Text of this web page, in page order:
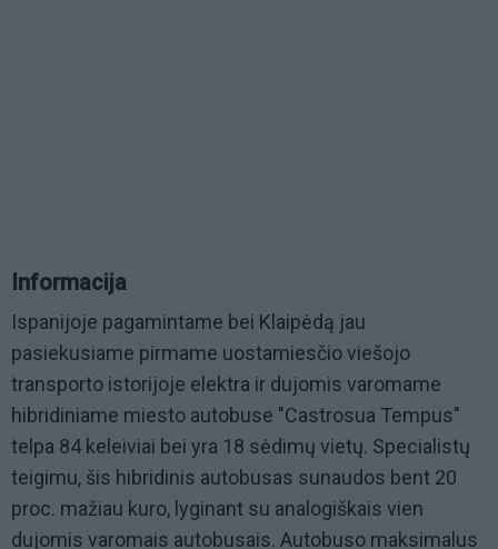
Informacija
Ispanijoje pagamintame bei Klaipėdą jau
pasiekusiame pirmame uostamiesčio viešojo
transporto istorijoje elektra ir dujomis varomame
hibridiniame miesto autobuse "Castrosua Tempus"
telpa 84 keleiviai bei yra 18 sėdimų vietų. Specialistų
teigimu, šis hibridinis autobusas sunaudos bent 20
proc. mažiau kuro, lyginant su analogiškais vien
dujomis varomais autobusais. Autobuso maksimalus